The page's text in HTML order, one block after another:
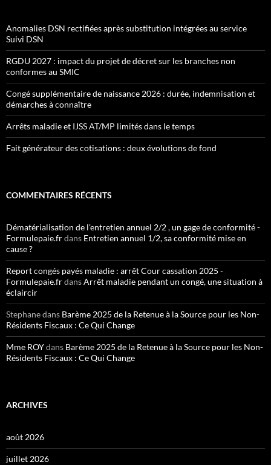
Anomalies DSN rectifiées après substitution intégrées au service
Suivi DSN
RGDU 2027 : impact du projet de décret sur les branches non
conformes au SMIC
Congé supplémentaire de naissance 2026 : durée, indemnisation et
démarches à connaître
Arrêts maladie et IJSS AT/MP limités dans le temps
Fait générateur des cotisations : deux évolutions de fond
COMMENTAIRES RÉCENTS
Dématérialisation de l'entretien annuel 2/2 , un gage de conformité -
Formulepaie.frdans Entretien annuel 1/2, sa conformité mise en
cause ?
Report congés payés maladie : arrêt Cour cassation 2025 -
Formulepaie.frdansArrêt maladie pendant un congé, une situation à
éclaircir
Stephanedans Barème 2025 de la Retenue à la Source pour les Non-
Résidents Fiscaux : Ce Qui Change
Mme ROYdans Barème 2025 de la Retenue à la Source pour les Non-
Résidents Fiscaux : Ce Qui Change
ARCHIVES
août 2026
juillet 2026